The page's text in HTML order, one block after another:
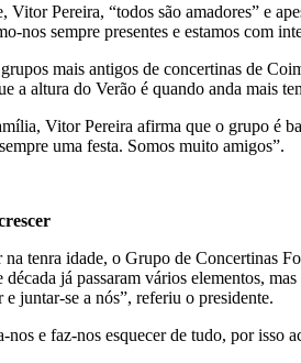
Vitor Pereira, “todos são amadores” e
nos sempre presentes e estamos com
mais antigos de concertinas de
a altura do Verão é quando anda mais
Vitor Pereira afirma que o grupo é
uma festa. Somos muito amigos”.
na tenra idade, o Grupo de Concertinas
já passaram vários elementos,
e juntar-se a nós”, referiu o presidente.
nos e faz-nos esquecer de tudo, por isso